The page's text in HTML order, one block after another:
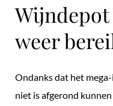
weer
Ondanks dat het
niet is afgerond